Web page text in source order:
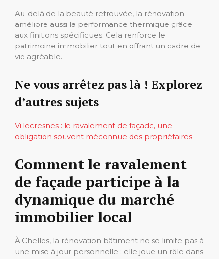
Au-delà de la beauté retrouvée, la rénovation
améliore aussi la performance thermique grâce
aux finitions spécifiques. Cela renforce le
patrimoine immobilier tout en offrant un cadre de
vie agréable.
Ne vous arrêtez pas là ! Explorez
d’autres sujets
Villecresnes : le ravalement de façade, une
obligation souvent méconnue des propriétaires
Comment le ravalement
de façade participe à la
dynamique du marché
immobilier local
À Chelles, la rénovation bâtiment ne se limite pas à
une mise à jour personnelle ; elle joue un rôle dans